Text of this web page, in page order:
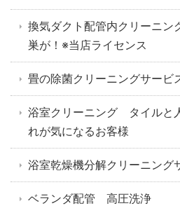
換気ダクト配管内クリーニ
巣が！※当店ライセンス
畳の除菌クリーニングサー
浴室クリーニング タイルと
れが気になるお客様
浴室乾燥機分解クリーニング
ベランダ配管 高圧洗浄